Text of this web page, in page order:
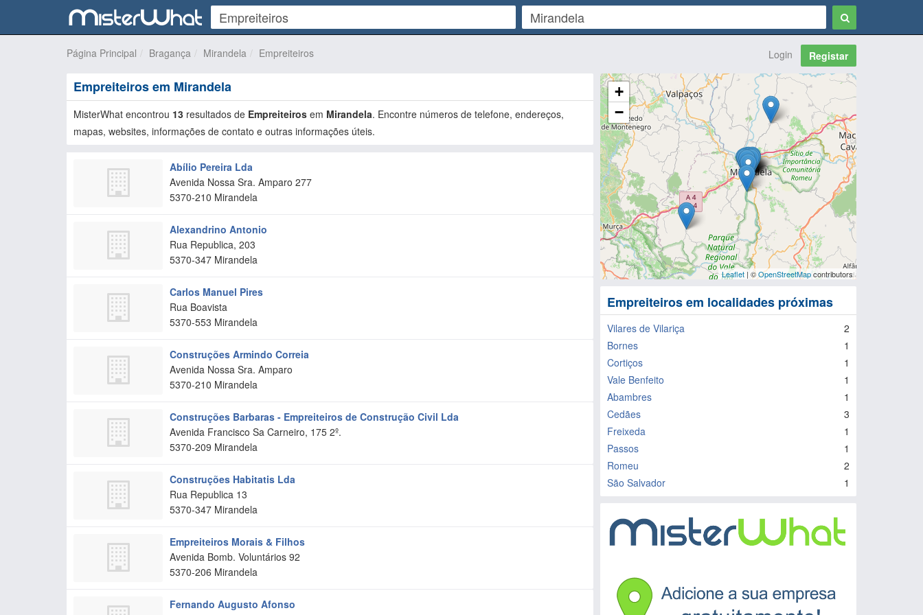
Página Principal Bragança Mirandela Empreiteiros Login Registar
Empreiteiros em Mirandela
MisterWhat encontrou 13 resultados de Empreiteiros em Mirandela. Encontre números de telefone, endereços,
mapas, websites, informações de contato e outras informações úteis.
Abílio Pereira Lda
Avenida Nossa Sra. Amparo 277
5370-210 Mirandela
Alexandrino Antonio
Rua Republica, 203
5370-347 Mirandela
Carlos Manuel Pires
Rua Boavista
5370-553 Mirandela
Construções Armindo Correia
Avenida Nossa Sra. Amparo
5370-210 Mirandela
Construções Barbaras - Empreiteiros de Construção Civil Lda
Avenida Francisco Sa Carneiro, 175 2º.
5370-209 Mirandela
Construções Habitatis Lda
Rua Republica 13
5370-347 Mirandela
Empreiteiros Morais & Filhos
Avenida Bomb. Voluntários 92
5370-206 Mirandela
Fernando Augusto Afonso
+
−
Leaflet| ©OpenStreetMapcontributors
Empreiteiros em localidades próximas
Vilares de Vilariça
2
Bornes
1
Cortiços
1
Vale Benfeito
1
Abambres
1
Cedães
3
Freixeda
1
Passos
1
Romeu
2
São Salvador
1